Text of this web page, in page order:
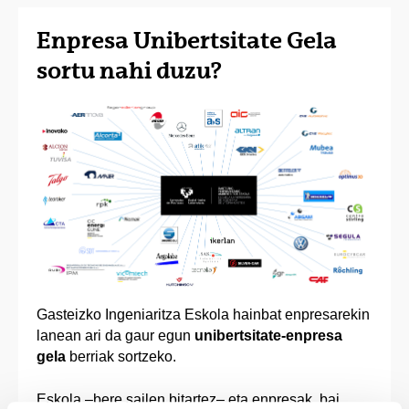
Enpresa Unibertsitate Gela
sortu nahi duzu?
Gasteizko Ingeniaritza Eskola hainbat enpresarekin
lanean ari da gaur egun unibertsitate-enpresa
gela berriak sortzeko.
Eskola –bere sailen bitartez– eta enpresak, bai